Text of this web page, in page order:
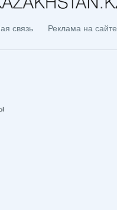
связь Реклама на сайте